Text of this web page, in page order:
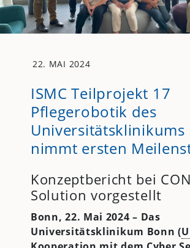
22. MAI 2024
ISMC Teilprojekt 17
Pflegerobotik des
Universitätsklinikums
nimmt ersten
Konzeptbericht bei
Solution vorgestellt
Bonn, 22. Mai 2024 – Das
Universitätsklinikum Bonn (